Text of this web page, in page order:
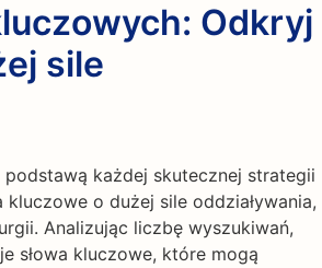
Odkryj
sile
każdej skutecznej strategii
kluczowe o dużej sile oddziaływania,
Analizując liczbę wyszukiwań,
słowa kluczowe, które mogą